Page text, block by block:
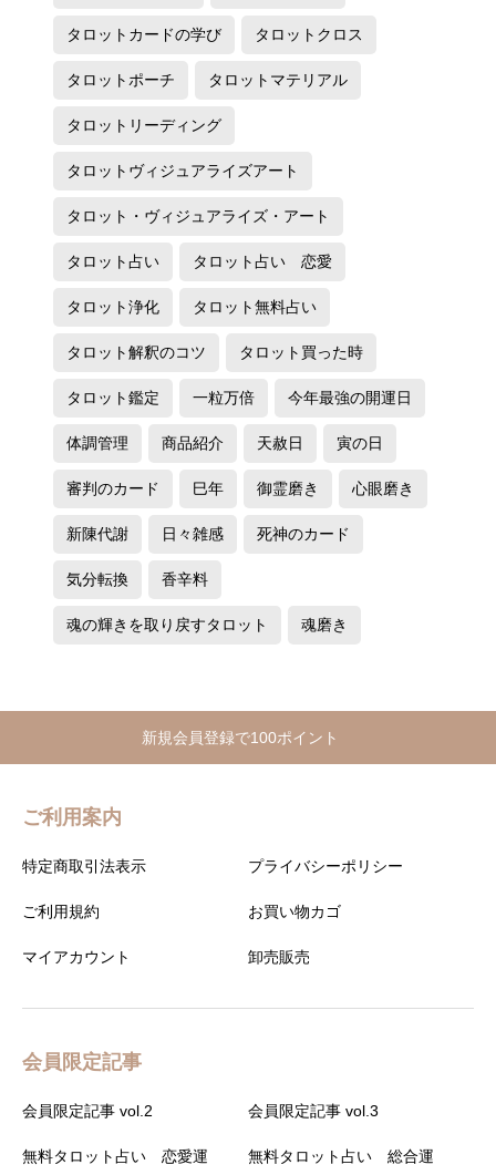
タロットカードの学び タロットクロス
タロットポーチ タロットマテリアル
タロットリーディング
タロットヴィジュアライズアート
タロット・ヴィジュアライズ・アート
タロット占い タロット占い 恋愛
タロット浄化 タロット無料占い
タロット解釈のコツ タロット買った時
タロット鑑定 一粒万倍 今年最強の開運日
体調管理 商品紹介 天赦日 寅の日
審判のカード 巳年 御霊磨き 心眼磨き
新陳代謝 日々雑感 死神のカード
気分転換 香辛料
魂の輝きを取り戻すタロット 魂磨き
新規会員登録で100ポイント
ご利用案内
特定商取引法表示 プライバシーポリシー
ご利用規約 お買い物カゴ
マイアカウント 卸売販売
会員限定記事
会員限定記事 vol.2 会員限定記事 vol.3
無料タロット占い 恋愛運 無料タロット占い 総合運